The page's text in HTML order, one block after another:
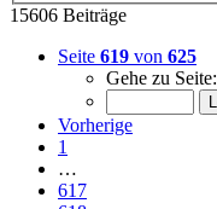
15606 Beiträge
Seite 619 von 625
Gehe zu Seite:
Vorherige
1
…
617